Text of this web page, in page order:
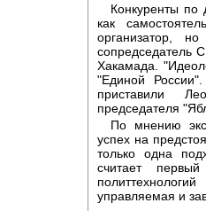
Конкуренты по
как
организатор,
сопредседатель
Хакамада.
"Единой
приставили
председателя
По мнению
успех на
только одна
считает
управляемая и